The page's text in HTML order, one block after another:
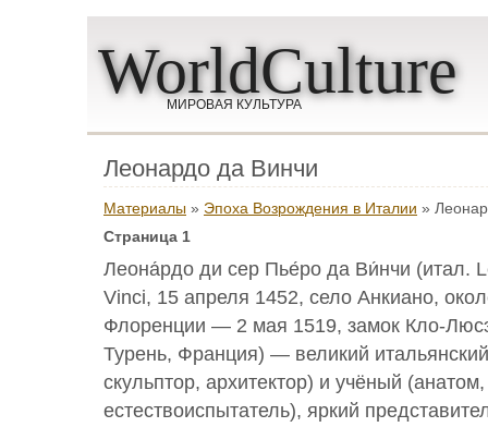
WorldCulture
МИРОВАЯ КУЛЬТУРА
Леонардо да Винчи
Материалы » Эпоха Возрождения в Италии »
Страница 1
Леона́рдо ди сер Пье́ро да Ви́нчи (итал.
Vinci, 15 апреля 1452, село Анкиано,
Флоренции — 2 мая 1519, замок Кло-
Турень, Франция) — великий
скульптор, архитектор) и учёный
естествоиспытатель), яркий